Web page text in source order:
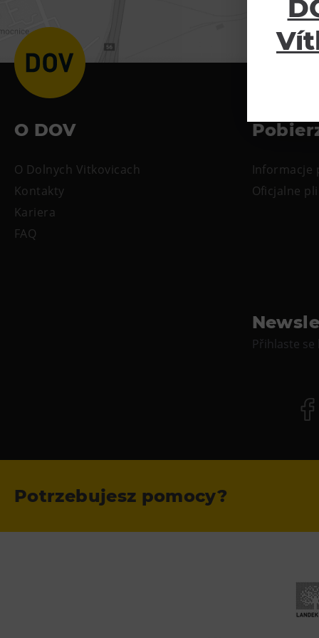
O DOV
O Dolnych Vitkovicach
Kontakty
Kariera
FAQ
Informacje
Oficjalne
Přihlaste
Potrzebujesz pomocy?